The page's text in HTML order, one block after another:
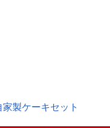
家製ケーキセット